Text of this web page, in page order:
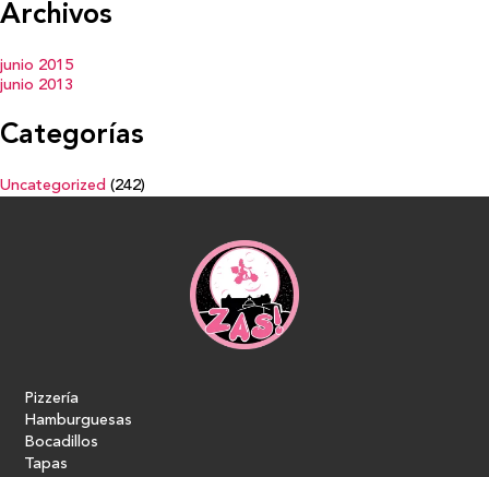
Archivos
junio 2015
junio 2013
Categorías
Uncategorized (242)
Pizzería
Hamburguesas
Bocadillos
Tapas